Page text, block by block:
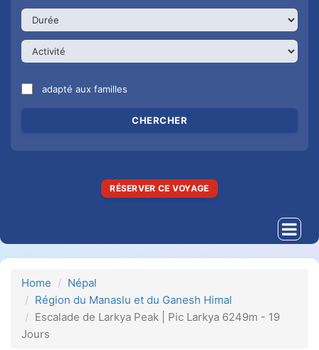
adapté aux familles
RÉSERVER CE VOYAGE
Home
Népal
Région du Manaslu et du Ganesh Himal
Escalade de Larkya Peak | Pic Larkya 6249m - 19
Jours